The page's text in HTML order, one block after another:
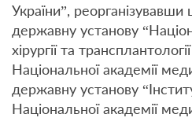
України”,
державну установу
хірургії та
Національної академії
державну установу
Національної академії